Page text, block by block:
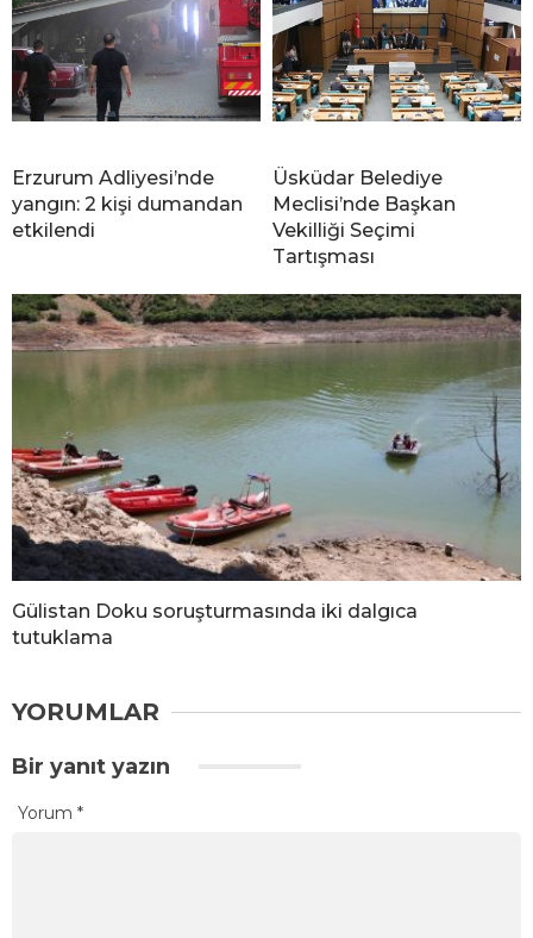
Erzurum Adliyesi’nde
yangın: 2 kişi dumandan
etkilendi
Üsküdar Belediye
Meclisi’nde Başkan
Vekilliği Seçimi
Tartışması
Gülistan Doku soruşturmasında iki dalgıca
tutuklama
YORUMLAR
Bir yanıt yazın
Yorum *